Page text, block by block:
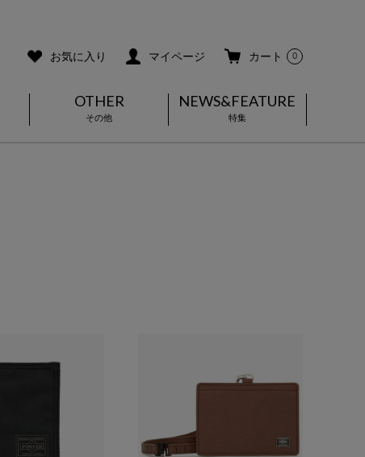
お気に入り マイページ カート 0
OTHER
その他
NEWS&FEATURE
特集